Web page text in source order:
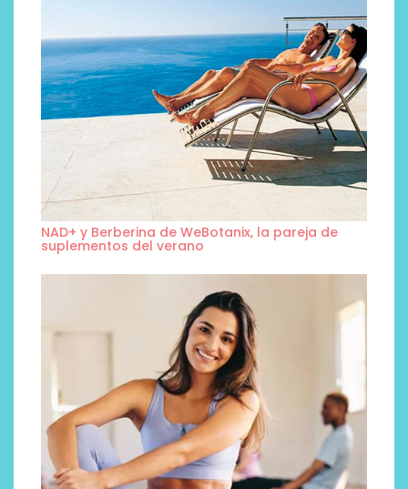
NAD+ y Berberina de WeBotanix, la pareja de
suplementos del verano